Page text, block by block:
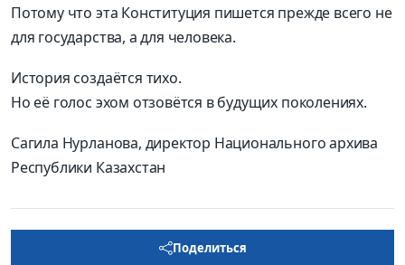
Потому что эта Конституция пишется прежде всего не
для государства, а для человека.
История создаётся тихо.
Но её голос эхом отзовётся в будущих поколениях.
Сагила Нурланова, директор Национального архива
Республики Казахстан
Поделиться